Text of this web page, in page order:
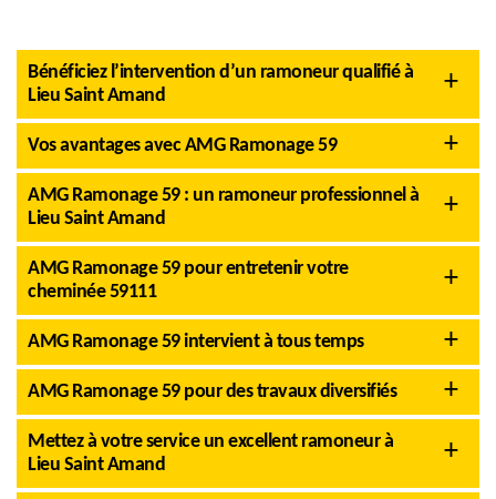
Bénéficiez l’intervention d’un ramoneur qualifié à
Lieu Saint Amand
Vos avantages avec AMG Ramonage 59
AMG Ramonage 59 : un ramoneur professionnel à
Lieu Saint Amand
AMG Ramonage 59 pour entretenir votre
cheminée 59111
AMG Ramonage 59 intervient à tous temps
AMG Ramonage 59 pour des travaux diversifiés
Mettez à votre service un excellent ramoneur à
Lieu Saint Amand